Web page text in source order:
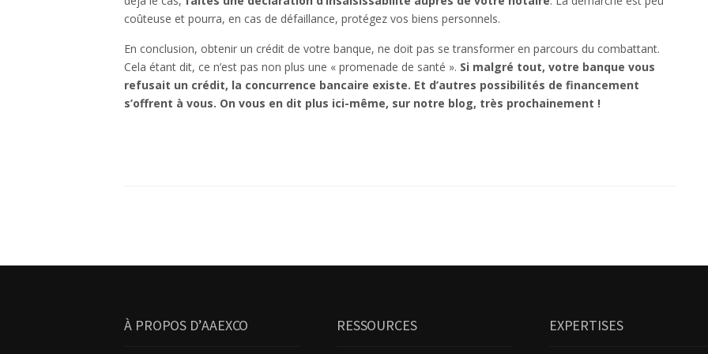
coûteuse et pourra, en cas de défaillance, protégez vos biens personnels.
En conclusion, obtenir un crédit de votre banque, ne doit pas se transformer en parcours du combattant.
Cela étant dit, ce n’est pas non plus une « promenade de santé ». Si malgré tout, votre banque vous
refusait un crédit, la concurrence bancaire existe. Et d’autres possibilités de financement
s’offrent à vous. On vous en dit plus ici-même, sur notre blog, très prochainement !
À PROPOS D’AAEXCO RESSOURCES EXPERTISES